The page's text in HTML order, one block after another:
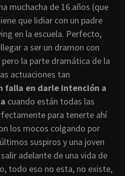
muchacha de 16 años (que
que lidiar con un padre
en la escuela. Perfecto,
a ser un dramon con
la parte dramática de la
actuaciones tan
falla en darle intención a
cuando están todas las
para tenerte ahí
los mocos colgando por
suspiros y una joven
adelante de una vida de
todo eso no esta, no existe,